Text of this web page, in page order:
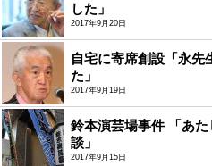
した」
2017年9月20日
自宅に寄席創設「永先
た」
2017年9月19日
鈴本演芸場事件 「あ
談」
2017年9月15日